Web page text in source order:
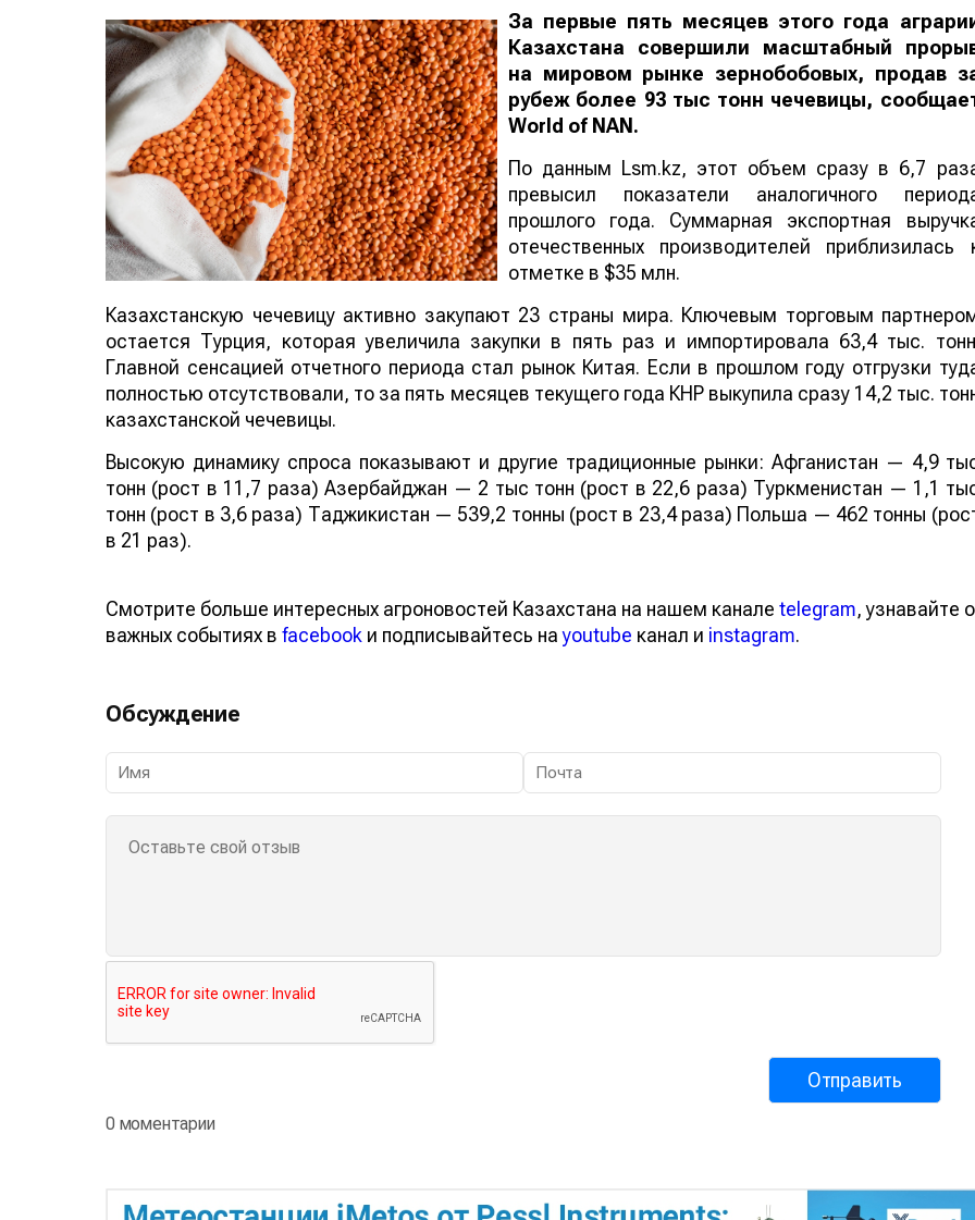
За первые пять месяцев этого года
Казахстана совершили масштабный
на мировом рынке зернобобовых, продав
рубеж более 93 тыс тонн чечевицы,
World of NAN .
По данным Lsm.kz, этот объем сразу в 6,7
превысил показатели аналогичного
прошлого года. Суммарная экспортная
отечественных производителей приблизилась
отметке в $35 млн.
Казахстанскую чечевицу активно закупают 23 страны мира. Ключевым торговым
остается Турция, которая увеличила закупки в пять раз и импортировала 63,4 тыс.
Главной сенсацией отчетного периода стал рынок Китая. Если в прошлом году отгрузки
полностью отсутствовали, то за пять месяцев текущего года КНР выкупила сразу 14,2 тыс.
казахстанской чечевицы.
Высокую динамику спроса показывают и другие традиционные рынки: Афганистан — 4,9
тонн (рост в 11,7 раза) Азербайджан — 2 тыс тонн (рост в 22,6 раза) Туркменистан — 1,1
тонн (рост в 3,6 раза) Таджикистан — 539,2 тонны (рост в 23,4 раза) Польша — 462 тонны
в 21 раз).
Смотрите больше интересных агроновостей Казахстана на нашем канале telegram, узнавайте о
важных событиях в facebook и подписывайтесь наyoutube канал и instagram.
Обсуждение
0 моментарии